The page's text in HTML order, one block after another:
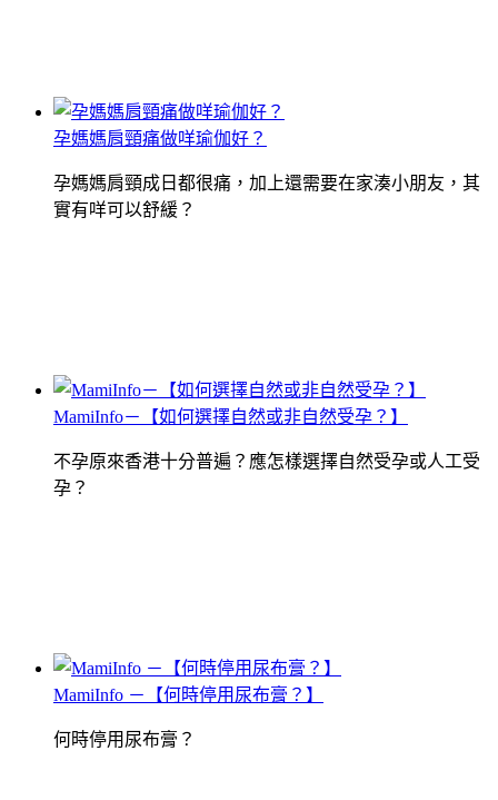
孕媽媽肩頸痛做咩瑜伽好？
孕媽媽肩頸成日都很痛，加上還需要在家湊小朋友，其
實有咩可以舒緩？
MamiInfo－【如何選擇自然或非自然受孕？】
不孕原來香港十分普遍？應怎樣選擇自然受孕或人工受
孕？
MamiInfo －【何時停用尿布膏？】
何時停用尿布膏？